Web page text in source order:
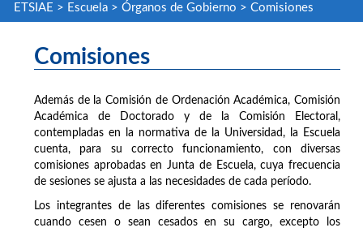
ETSIAE > Escuela> Órganos de Gobierno > Comisiones
Comisiones
Además de la Comisión de Ordenación Académica, Comisión
Académica de Doctorado y de la Comisión Electoral,
contempladas en la normativa de la Universidad, la Escuela
cuenta, para su correcto funcionamiento, con diversas
comisiones aprobadas en Junta de Escuela, cuya frecuencia
de sesiones se ajusta a las necesidades de cada período.
Los integrantes de las diferentes comisiones se renovarán
cuando cesen o sean cesados en su cargo, excepto los